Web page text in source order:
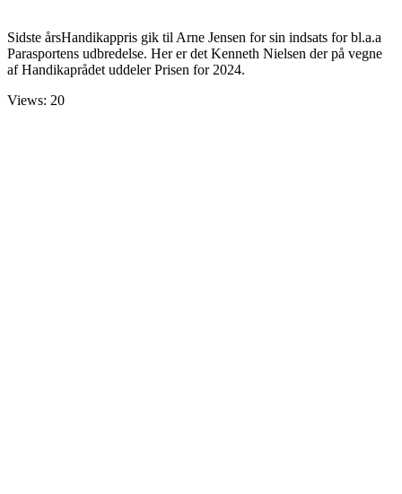
Sidste årsHandikappris gik til Arne Jensen for sin indsats for bl.a.a
Parasportens udbredelse. Her er det Kenneth Nielsen der på vegne
af Handikaprådet uddeler Prisen for 2024.
Views: 20